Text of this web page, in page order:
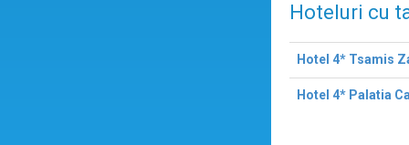
Hoteluri cu
Hotel 4* Tsamis
Hotel 4* Palatia